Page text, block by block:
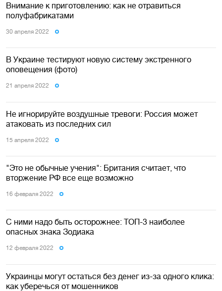
Внимание к приготовлению: как не отравиться
полуфабрикатами
30 апреля 2022
В Украине тестируют новую систему экстренного
оповещения (фото)
21 апреля 2022
Не игнорируйте воздушные тревоги: Россия может
атаковать из последних сил
15 апреля 2022
"Это не обычные учения": Британия считает, что
вторжение РФ все еще возможно
16 февраля 2022
С ними надо быть осторожнее: ТОП-3 наиболее
опасных знака Зодиака
12 февраля 2022
Украинцы могут остаться без денег из-за одного клика:
как уберечься от мошенников